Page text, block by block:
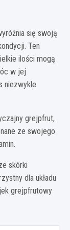
się swoją
Ten
ilości mogą
w jej
niezwykle
grejpfrut,
ze swojego
skórki
dla układu
grejpfrutowy